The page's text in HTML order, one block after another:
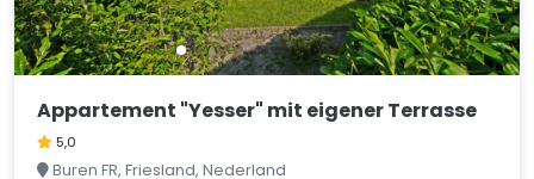
Appartement "Yesser" mit eigener Terrasse
5,0
Buren FR, Friesland, Nederland